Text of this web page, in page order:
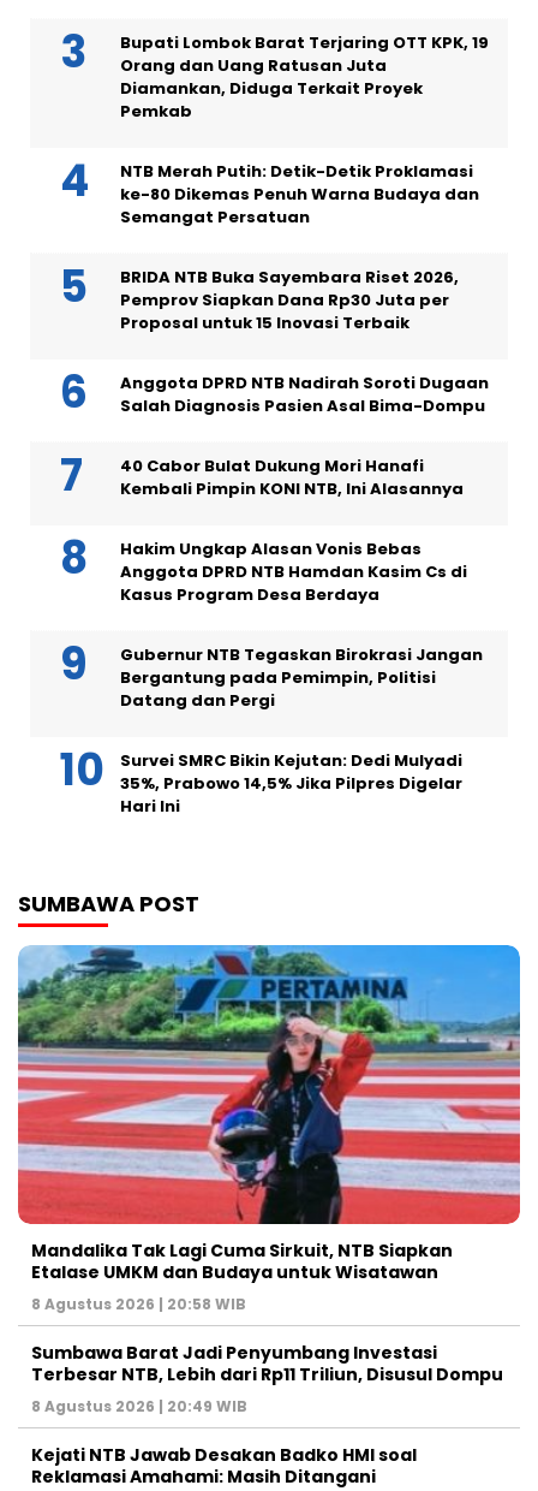
Bupati Lombok Barat Terjaring OTT KPK, 19
Orang dan Uang Ratusan Juta
Diamankan, Diduga Terkait Proyek
Pemkab
NTB Merah Putih: Detik-Detik Proklamasi
ke-80 Dikemas Penuh Warna Budaya dan
Semangat Persatuan
BRIDA NTB Buka Sayembara Riset 2026,
Pemprov Siapkan Dana Rp30 Juta per
Proposal untuk 15 Inovasi Terbaik
Anggota DPRD NTB Nadirah Soroti Dugaan
Salah Diagnosis Pasien Asal Bima-Dompu
40 Cabor Bulat Dukung Mori Hanafi
Kembali Pimpin KONI NTB, Ini Alasannya
Hakim Ungkap Alasan Vonis Bebas
Anggota DPRD NTB Hamdan Kasim Cs di
Kasus Program Desa Berdaya
Gubernur NTB Tegaskan Birokrasi Jangan
Bergantung pada Pemimpin, Politisi
Datang dan Pergi
Survei SMRC Bikin Kejutan: Dedi Mulyadi
35%, Prabowo 14,5% Jika Pilpres Digelar
Hari Ini
SUMBAWA POST
Mandalika Tak Lagi Cuma Sirkuit, NTB Siapkan
Etalase UMKM dan Budaya untuk Wisatawan
8 Agustus 2026 | 20:58 WIB
Sumbawa Barat Jadi Penyumbang Investasi
Terbesar NTB, Lebih dari Rp11 Triliun, Disusul Dompu
8 Agustus 2026 | 20:49 WIB
Kejati NTB Jawab Desakan Badko HMI soal
Reklamasi Amahami: Masih Ditangani